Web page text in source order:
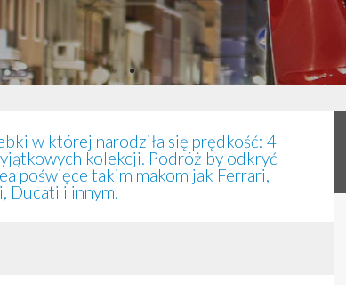
w której narodziła się prędkość: 4
kolekcji. Podróż by odkryć
poświęce takim makom jak Ferrari,
Ducati i innym.